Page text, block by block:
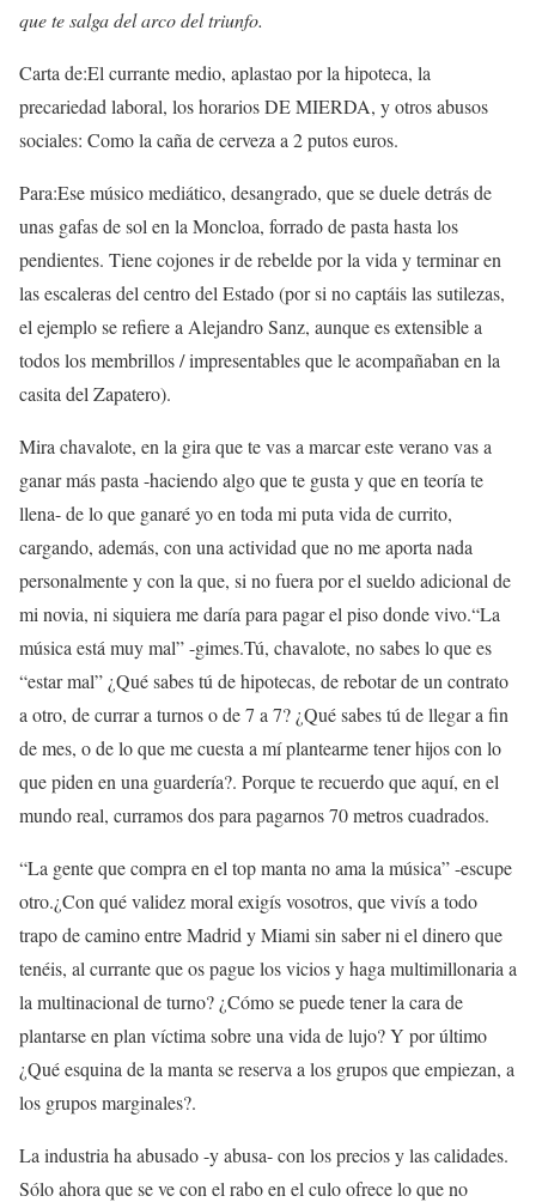
que te salga del arco del triunfo.
Carta de:El currante medio, aplastao por la hipoteca, la
precariedad laboral, los horarios DE MIERDA, y otros abusos
sociales: Como la caña de cerveza a 2 putos euros.
Para:Ese músico mediático, desangrado, que se duele detrás de
unas gafas de sol en la Moncloa, forrado de pasta hasta los
pendientes. Tiene cojones ir de rebelde por la vida y terminar en
las escaleras del centro del Estado (por si no captáis las sutilezas,
el ejemplo se refiere a Alejandro Sanz, aunque es extensible a
todos los membrillos / impresentables que le acompañaban en la
casita del Zapatero).
Mira chavalote, en la gira que te vas a marcar este verano vas a
ganar más pasta -haciendo algo que te gusta y que en teoría te
llena- de lo que ganaré yo en toda mi puta vida de currito,
cargando, además, con una actividad que no me aporta nada
personalmente y con la que, si no fuera por el sueldo adicional de
mi novia, ni siquiera me daría para pagar el piso donde vivo.“La
música está muy mal” -gimes.Tú, chavalote, no sabes lo que es
“estar mal” ¿Qué sabes tú de hipotecas, de rebotar de un contrato
a otro, de currar a turnos o de 7 a 7? ¿Qué sabes tú de llegar a fin
de mes, o de lo que me cuesta a mí plantearme tener hijos con lo
que piden en una guardería?. Porque te recuerdo que aquí, en el
mundo real, curramos dos para pagarnos 70 metros cuadrados.
“La gente que compra en el top manta no ama la música” -escupe
otro.¿Con qué validez moral exigís vosotros, que vivís a todo
trapo de camino entre Madrid y Miami sin saber ni el dinero que
tenéis, al currante que os pague los vicios y haga multimillonaria a
la multinacional de turno? ¿Cómo se puede tener la cara de
plantarse en plan víctima sobre una vida de lujo? Y por último
¿Qué esquina de la manta se reserva a los grupos que empiezan, a
los grupos marginales?.
La industria ha abusado -y abusa- con los precios y las calidades.
Sólo ahora que se ve con el rabo en el culo ofrece lo que no